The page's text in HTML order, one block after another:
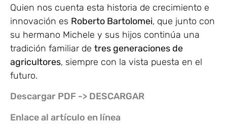
Quien nos cuenta esta historia de crecimiento e
innovación es Roberto Bartolomei, que junto con
su hermano Michele y sus hijos continúa una
tradición familiar de tres generaciones de
agricultores, siempre con la vista puesta en el
futuro.
Descargar PDF -> DESCARGAR
Enlace al artículo en línea